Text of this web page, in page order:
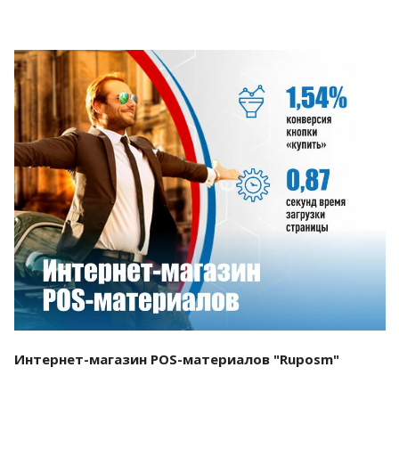
Смотреть проект
Интернет-магазин POS-материалов "Ruposm"